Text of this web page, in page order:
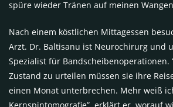
spüre wieder Tränen auf meinen
Nach einem köstlichen Mittagessen
Arzt. Dr. Baltisanu ist Neurochirurg und
Spezialist für Bandscheibenoperationen.
Zustand zu urteilen müssen sie ihre
einen Monat unterbrechen. Mehr weiß